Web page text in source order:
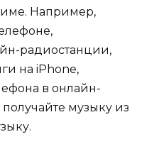
Например,
радиостанции,
на iPhone,
в онлайн-
музыку из